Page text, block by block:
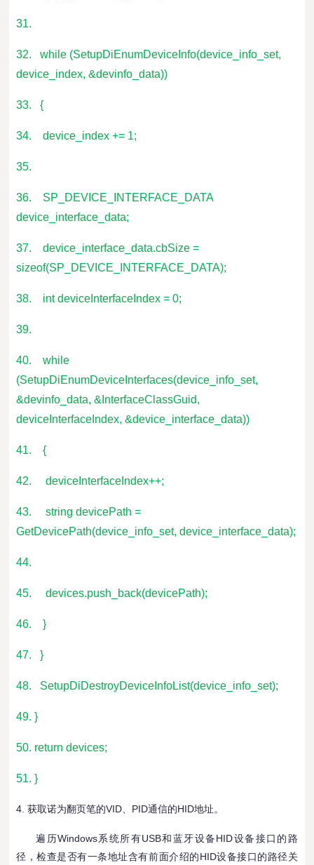
31.
32. while (SetupDiEnumDeviceInfo(device_info_set,
device_index, &devinfo_data))
33. {
34. device_index += 1;
35.
36. SP_DEVICE_INTERFACE_DATA
device_interface_data;
37. device_interface_data.cbSize =
sizeof(SP_DEVICE_INTERFACE_DATA);
38. int deviceInterfaceIndex = 0;
39.
40. while
(SetupDiEnumDeviceInterfaces(device_info_set,
&devinfo_data, &InterfaceClassGuid,
deviceInterfaceIndex, &device_interface_data))
41. {
42. deviceInterfaceIndex++;
43. string devicePath =
GetDevicePath(device_info_set, device_interface_data);
44.
45. devices.push_back(devicePath);
46. }
47. }
48. SetupDiDestroyDeviceInfoList(device_info_set);
49. }
50. return devices;
51. }
4. 获取诺为翻页笔的VID、PID通信的HID地址。
遍历Windows系统所有USB和蓝牙设备HID设备接口的路
径，检查是否有一条地址含有前面介绍的HID设备接口的路径关